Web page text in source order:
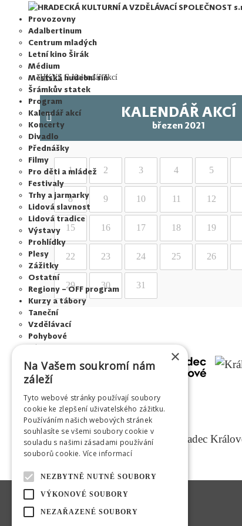
Provozovny
Adalbertinum
Centrum mladých
Letní kino Širák
Médium
Městská hudební síň
Šrámkův statek
Program
Kalendář akcí
Koncerty
Divadlo
Přednášky
Filmy
Pro děti a mládež
Festivaly
Trhy a jarmarky
Lidová slavnost
Lidová tradice
Výstavy
Prohlídky
Plesy
Zážitky
Ostatní
Regiony – OFF program
Kurzy a tábory
Taneční
Vzdělávací
Pohybové
Tábory
Pronájem
Adalbertinum
Městská hudební síň
Kulturní středisko Médium
Letní kino Širák
Centrum mladých
Šrámkův statek
Tribuny a pódia
Jiráskovy sady - altán
O HKVS
Info o společnosti
GDPR
Pro média
HKVS Kalendář akcí
KALENDÁŘ AKCÍ
březen 2021
1 2 3 4 5
8 9 10 11 12
15 16 17 18 19
22 23 24 25 26
29 30 31
×
Na Vašem soukromí nám
záleží
Tyto webové stránky používají soubory
cookie ke zlepšení uživatelského zážitku.
Používáním našich webových stránek
souhlasíte se všemi soubory cookie v
souladu s našimi zásadami používání
souborů cookie. Více informací
NEZBYTNĚ NUTNÉ SOUBORY
VÝKONOVÉ SOUBORY
NEZAŘAZENÉ SOUBORY